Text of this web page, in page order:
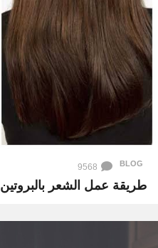
BLOG
9568
طريقة عمل الشعر بالبروتين